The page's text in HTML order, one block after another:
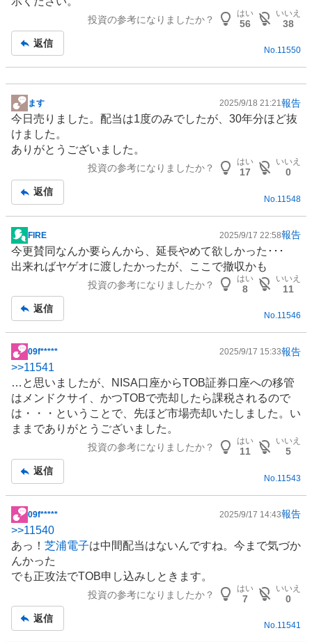
記
投資の参考になりましたか？
はい
56
いいえ
38
返信
No.11550
掲
示
板
記
ます 2025/9/18 21:21報告
今日売りました。配当は1度のみでしたが、30年分ほど抜
けました。
ありがとうございました。
投資の参考になりましたか？
はい
17
いいえ
0
返信
No. 11548
掲
示
板
FIRE 2025/9/17 22:58報告
今更賛同なんか要らんから、延長やめて欲しかった･･･
出来ればヤゲオに渡したかったが、ここで撤収かも
投資の参考になりましたか？
はい
8
いいえ
11
返信
No.11546
掲
示
板
記
事
09f***** 2025/9/17 15:33報告
>>11541
…と思いましたが、
NISA口座からTOB証券口座への移管
はメンドクサイ、かつTOBで売却したら課税されるので
は・・・ということで、先ほど市場売却いたしました。い
ままでありがとうございました。
投資の参考になりましたか？
はい
11
いいえ
5
返信
No. 11543
掲
示
板
記
事
09f***** 2025/9/17 14:43報告
>>11540
あっ！ 芝浦電子は中間配当はないんですね。今まで気づか
んかった
でも正攻法でTOB申し込みしときます。
投資の参考になりましたか？
はい
7
いいえ
0
返信
No.11541